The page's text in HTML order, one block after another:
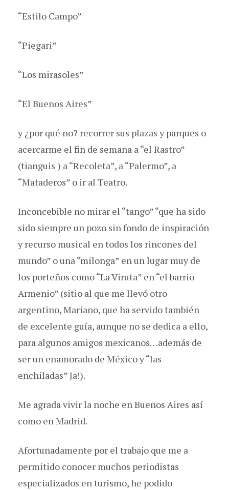
“Estilo Campo”
“Piegari”
“Los mirasoles”
“El Buenos Aires”
y ¿por qué no? recorrer sus plazas y parques o
acercarme el fin de semana a “el Rastro”
(tianguis ) a “Recoleta”, a “Palermo”, a
“Mataderos” o ir al Teatro.
Inconcebible no mirar el “tango” “que ha sido
sido siempre un pozo sin fondo de inspiración
y recurso musical en todos los rincones del
mundo” o una “milonga” en un lugar muy de
los porteños como “La Viruta” en “el barrio
Armenio” (sitio al que me llevó otro
argentino, Mariano, que ha servido también
de excelente guía, aunque no se dedica a ello,
para algunos amigos mexicanos…además de
ser un enamorado de México y “las
enchiladas” Ja!).
Me agrada vivir la noche en Buenos Aires así
como en Madrid.
Afortunadamente por el trabajo que me a
permitido conocer muchos periodistas
especializados en turismo, he podido